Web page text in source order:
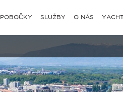
POBOČKY SLUŽBY O NÁS